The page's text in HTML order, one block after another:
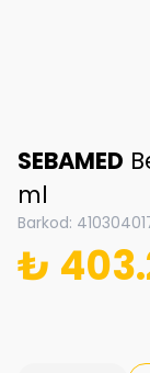
SEBAMED
ml
Barkod:
₺